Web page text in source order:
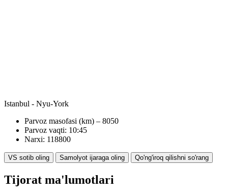
Istanbul - Nyu-York
Parvoz masofasi (km) – 8050
Parvoz vaqti: 10:45
Narxi: 118800
VS sotib oling Samolyot ijaraga oling Qo'ng'iroq qilishni so'rang
Tijorat ma'lumotlari